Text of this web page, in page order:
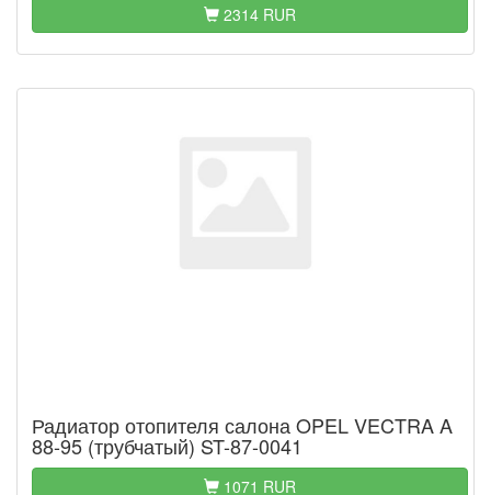
2314 RUR
Радиатор отопителя салона OPEL VECTRA A
88-95 (трубчатый) ST-87-0041
1071 RUR